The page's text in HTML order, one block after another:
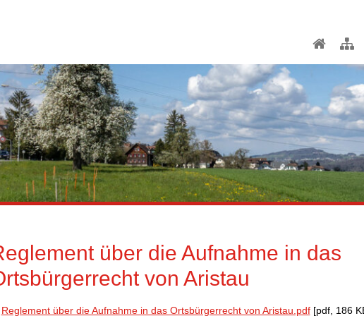
Home
über die Aufnahme in das
von Aristau
Reglement über die Aufnahme in das Ortsbürgerrecht von Aristau.pdf[pdf, 186